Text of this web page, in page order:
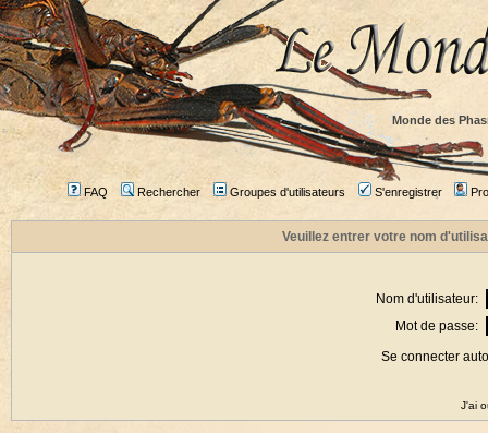
Monde des
FAQ Rechercher Groupes d'utilisateurs S'enregistrer
Veuillez entrer votre nom
Nom d'utilisateur:
Mot de passe:
Se connecter
J'ai